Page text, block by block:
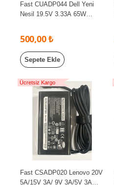
Fast CUADP044 Dell Yeni
Nesil 19.5V 3.33A 65W
500,00 ₺
Sepete Ekle
Ücretsiz Kargo
Fast CSADP020 Lenovo 20V
5A/15V 3A/ 9V 3A/5V 3A